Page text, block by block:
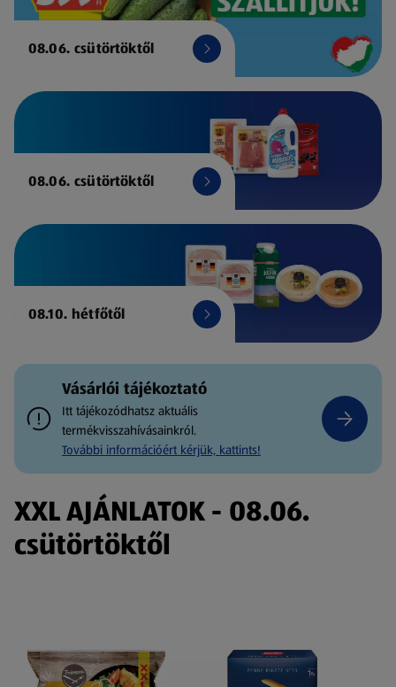
08.06. csütörtöktől
08.06. csütörtöktől
08.10. hétfőtől
Vásárlói tájékoztató
Itt tájékozódhatsz aktuális
termékvisszahívásainkról.
További információért kérjük, kattints!
XXL AJÁNLATOK - 08.06.
csütörtöktől